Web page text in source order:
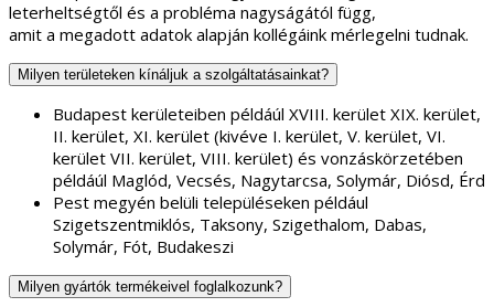
leterheltségtől és a probléma nagyságától függ,
amit a megadott adatok alapján kollégáink mérlegelni tudnak.
Milyen területeken kínáljuk a szolgáltatásainkat?
Budapest kerületeiben példáúl XVIII. kerület XIX. kerület,
II. kerület, XI. kerület (kivéve I. kerület, V. kerület, VI.
kerület VII. kerület, VIII. kerület) és vonzáskörzetében
példáúl Maglód, Vecsés, Nagytarcsa, Solymár, Diósd, Érd
Pest megyén belüli településeken például
Szigetszentmiklós, Taksony, Szigethalom, Dabas,
Solymár, Fót, Budakeszi
Milyen gyártók termékeivel foglalkozunk?